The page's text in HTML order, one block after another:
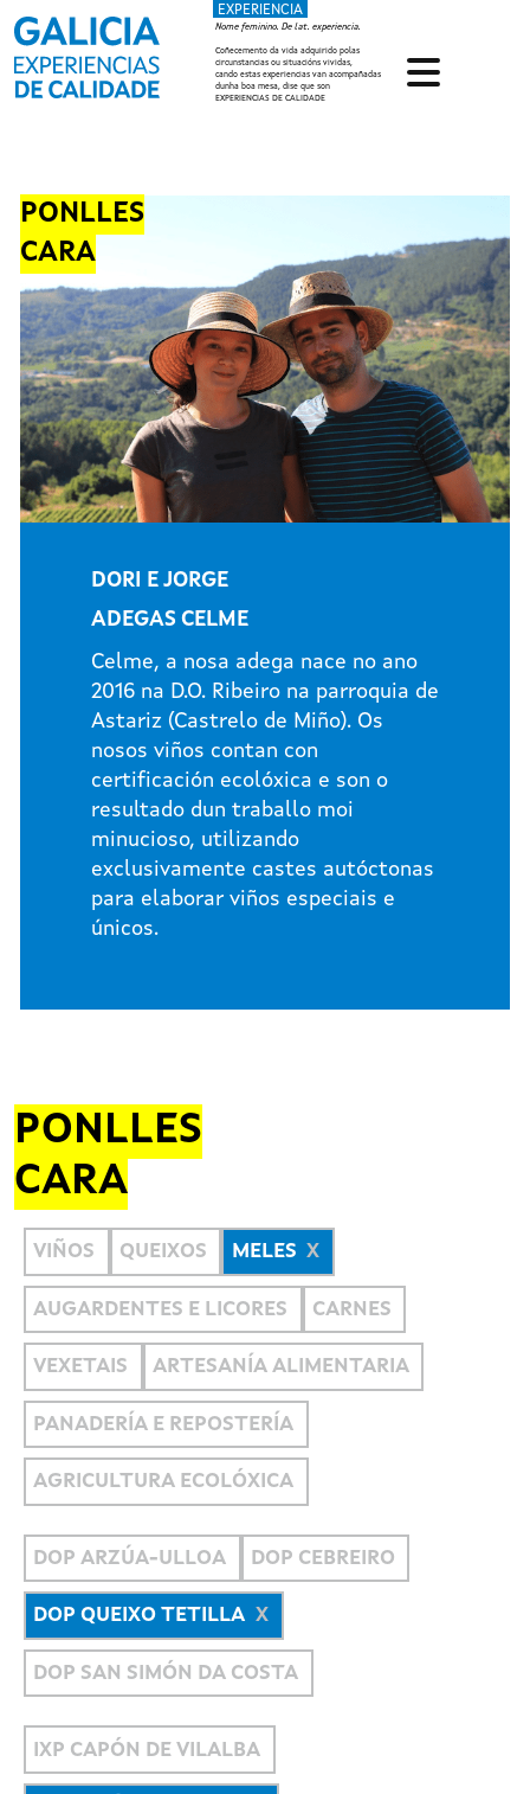
Ir o contido principal
EXPERIENCIA
Nome feminino. De lat. experiencia.
Coñecemento da vida adquirido polas
circunstancias ou situacións vividas,
cando estas experiencias van acompañadas
dunha boa mesa, dise que son
EXPERIENCIAS DE CALIDADE
PONLLES
CARA
DORI E JORGE
ADEGAS CELME
Celme, a nosa adega nace no ano
2016 na D.O. Ribeiro na parroquia de
Astariz (Castrelo de Miño). Os
nosos viños contan con
certificación ecolóxica e son o
resultado dun traballo moi
minucioso, utilizando
exclusivamente castes autóctonas
para elaborar viños especiais e
únicos.
PONLLES
CARA
VIÑOS QUEIXOS MELES
AUGARDENTES E LICORES CARNES
VEXETAIS ARTESANÍA ALIMENTARIA
PANADERÍA E REPOSTERÍA
AGRICULTURA ECOLÓXICA
DOP ARZÚA-ULLOA DOP CEBREIRO
DOP QUEIXO TETILLA
DOP SAN SIMÓN DA COSTA
IXP CAPÓN DE VILALBA